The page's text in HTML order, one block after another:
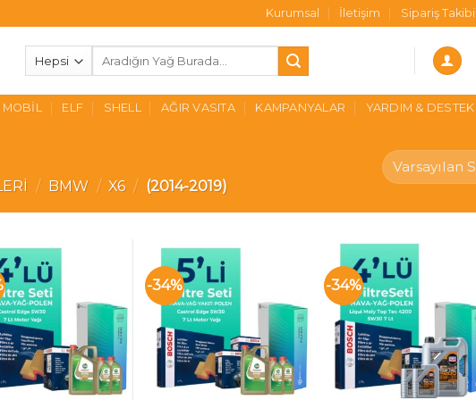
Kurumsal İletişim Sipariş Takibi
MOBIL ELF SHELL AĞIR VASITA KAMPANYALAR YARDIM & DESTEK
/ BMW / X6 / (2014-2019)
-34% -34%